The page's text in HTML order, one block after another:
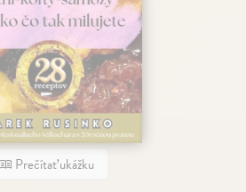
Prečítať ukážku